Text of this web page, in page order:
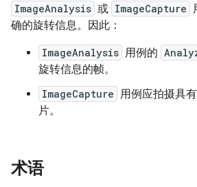
ImageAnalysis 或 ImageCapture
确的旋转信息。因此：
ImageAnalysis 用例的
旋转信息的帧。
ImageCapture 用例应拍摄具
片。
术语